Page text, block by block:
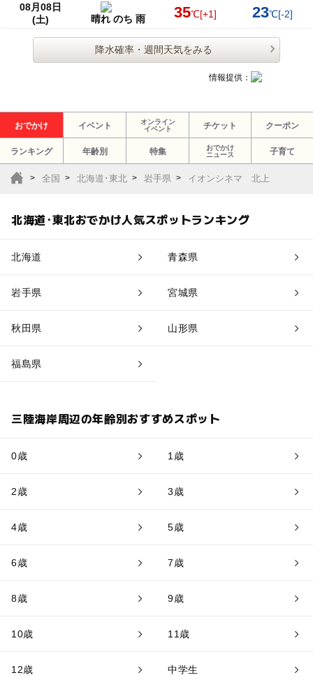
08月08日
(土)
晴れ のち 雨 35℃[+1] 23℃[-2]
降水確率・週間天気をみる
情報提供：
おでかけ イベント
オンライン
イベント
チケット クーポン
ランキング 年齢別 特集
おでかけ
ニュース
子育て
全国 北海道･東北 岩手県 イオンシネマ 北上
北海道･東北おでかけ人気スポットランキング
北海道 青森県
岩手県 宮城県
秋田県 山形県
福島県
三陸海岸周辺の年齢別おすすめスポット
0歳 1歳
2歳 3歳
4歳 5歳
6歳 7歳
8歳 9歳
10歳 11歳
12歳 中学生